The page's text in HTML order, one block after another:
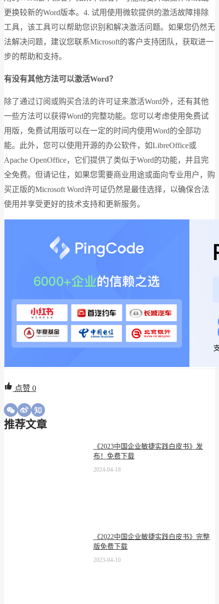
更换较新的Word版本。4. 试用使用微软提供的激活故障排除
工具，该工具可以帮助您识别和解决激活问题。如果您仍然无
法解决问题，建议您联系Microsoft的客户支持团队，获取进一
步的帮助和支持。
有没有其他方法可以激活Word？
除了通过订阅或购买合法的许可证来激活Word外，还有其他
一些方法可以获得Word的完整功能。您可以考虑使用免费试
用版，免费试用版可以在一定的时间内使用Word的全部功
能。此外，您可以使用开源的办公软件，如LibreOffice或
Apache OpenOffice，它们提供了类似于Word的功能，并且完
全免费。但请记住，如果您需要商业用途或面向专业用户，购
买正版的Microsoft Word许可证仍然是最佳选择，以确保合法
使用并享受更好的技术支持和更新服务。
点赞 0
推荐文章
《2023中国企业敏捷实践白皮书》发
布！免费下载
2024-04-18
《2022中国企业敏捷实践白皮书》完整
版免费下载
2023-04-10